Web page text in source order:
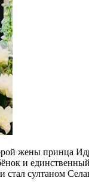
жены принца
и
султаном